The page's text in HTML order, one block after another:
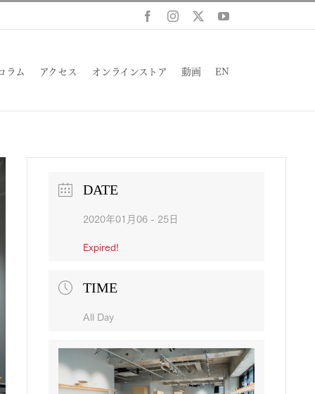
FacebookInstagram YouTube
ラム アクセス オンラインストア 動画 EN
DATE
2020年01月06 - 25日
Expired!
TIME
All Day